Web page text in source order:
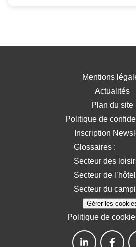
Mentions
Actualités
Plan du site
Politique de
Inscription
Glossaires :
Secteur des
Secteur de
Secteur du
Gérer les
Politique de